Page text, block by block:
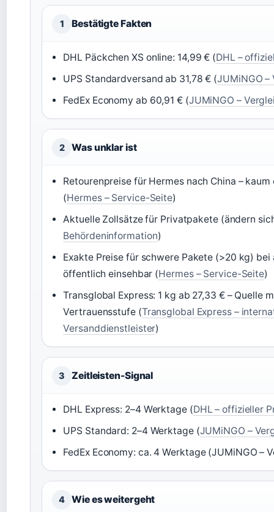
1 Bestätigte Fakten
DHL Päckchen XS online: 14,99 € (DHL –
UPS Standardversand ab 31,78 € (JUMiNGO
FedEx Economy ab 60,91 € (JUMiNGO –
2 Was unklar ist
Retourenpreise für Hermes nach China –
(Hermes – Service-Seite)
Aktuelle Zollsätze für Privatpakete (ändern
Behördeninformation)
Exakte Preise für schwere Pakete (>20 kg)
öffentlich einsehbar (Hermes – Service-Seite)
Transglobal Express: 1 kg ab 27,33 € – Quelle
Vertrauensstufe (Transglobal Express –
Versanddienstleister)
3 Zeitleisten-Signal
DHL Express: 2–4 Werktage (DHL – offizieller
UPS Standard: 2–4 Werktage (JUMiNGO –
FedEx Economy: ca. 4 Werktage (JUMiNGO –
4 Wie es weitergeht